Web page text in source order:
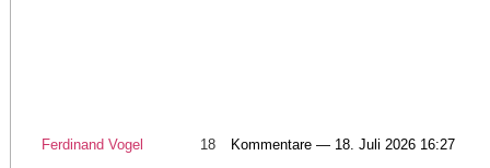
Ferdinand Vogel 18 Kommentare — 18. Juli 2026 16:27